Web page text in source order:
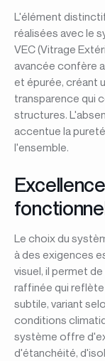
L'élément
réalisées avec le
VEC (Vitrage
avancée confère
et épurée, créant
transparence qui
structures.
accentue la
l'ensemble.
Le choix du
à des exigences
visuel, il permet
raffinée qui
subtile, variant
conditions
système offre
d'étanchéité,